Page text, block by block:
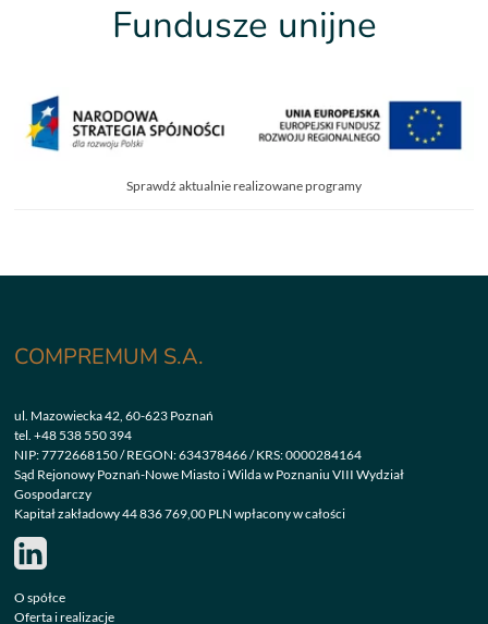
Fundusze unijne
Sprawdź aktualnie realizowane programy
COMPREMUM S.A.
ul. Mazowiecka 42, 60-623 Poznań
tel.+48 538 550 394
NIP: 7772668150 / REGON: 634378466 / KRS: 0000284164
Sąd Rejonowy Poznań-Nowe Miasto i Wilda w Poznaniu VIII Wydział
Gospodarczy
Kapitał zakładowy 44 836 769,00 PLN wpłacony w całości
O spółce
Oferta i realizacje